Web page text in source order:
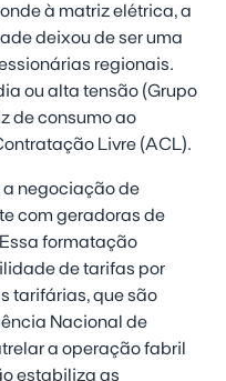
à matriz elétrica, a
deixou de ser uma
regionais.
ou alta tensão (Grupo
de consumo ao
Livre (ACL).
negociação de
com geradoras de
formatação
de tarifas por
tarifárias, que são
Nacional de
a operação fabril
estabiliza as